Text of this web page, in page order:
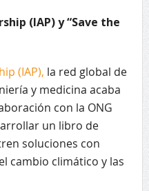
(IAP) y “Save the
(IAP), la red global de
y medicina acaba
con la ONG
un libro de
soluciones con
cambio climático y las